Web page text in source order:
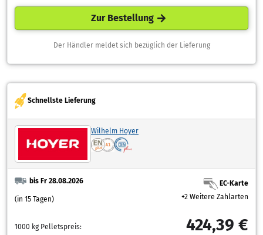
Zur Bestellung
Der Händler meldet sich bezüglich der Lieferung
Schnellste Lieferung
Wilhelm Hoyer
bis Fr 28.08.2026
(in 15 Tagen)
EC-Karte
+2 Weitere Zahlarten
1000 kg Pelletspreis: 424,39 €